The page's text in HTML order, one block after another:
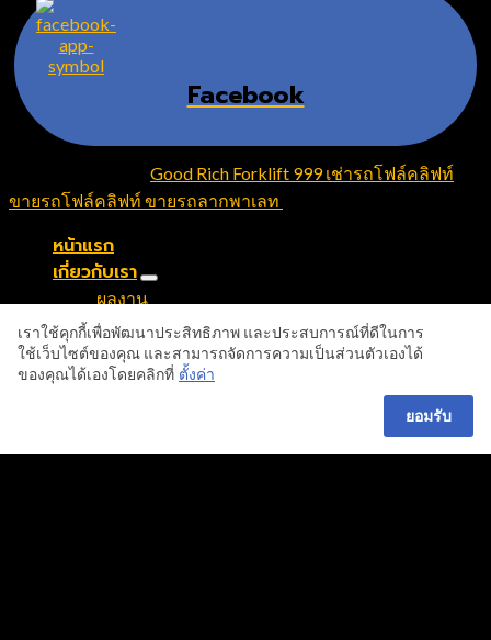
Facebook
Good Rich Forklift 999 เช่ารถโฟล์คลิฟท์
ขายรถโฟล์คลิฟท์ ขายรถลากพาเลท
หน้าแรก
เกี่ยวกับเรา
ผลงาน
สินค้าและบริการ
เช่ารถลากพาเลทไฟฟ้า
แบตเตอรี่รถโฟล์คลิฟท์
รถโฟล์คลิฟท์มือสอง
เราใช้คุกกี้เพื่อพัฒนาประสิทธิภาพ และประสบการณ์ที่ดีในการ
ใช้เว็บไซต์ของคุณ และสามารถจัดการความเป็นส่วนตัวเองได้
ของคุณได้เองโดยคลิกที่ ตั้งค่า
ยอมรับ